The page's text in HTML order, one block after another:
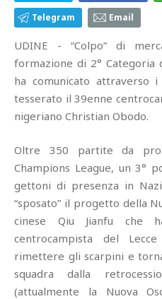
Telegram Email
UDINE - “Colpo” di
formazione di 2° Categoria
ha comunicato attraverso
tesserato il 39enne
nigeriano Christian Obodo.
Oltre 350 partite da
Champions League, un 3°
gettoni di presenza in
“sposato” il progetto della
cinese Qiu Jianfu che
centrocampista del
rimettere gli scarpini e
squadra dalla
(attualmente la Nuova